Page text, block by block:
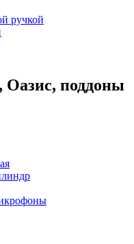
ручкой
Оазис, поддоны